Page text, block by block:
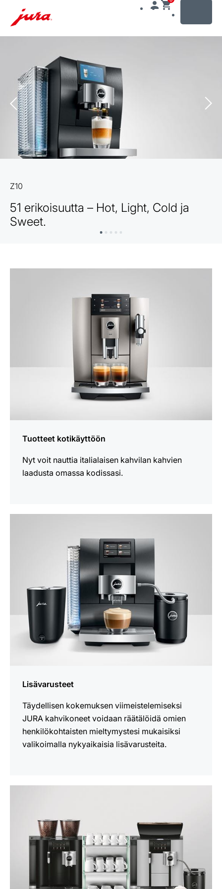
hakuun
Z10
51 erikoisuutta – Hot, Light, Cold ja
Sweet.
Tuotteet kotikäyttöön
Nyt voit nauttia italialaisen kahvilan kahvien
laadusta omassa kodissasi.
Lisävarusteet
Täydellisen kokemuksen viimeistelemiseksi
JURA kahvikoneet voidaan räätälöidä omien
henkilökohtaisten mieltymystesi mukaisiksi
valikoimalla nykyaikaisia lisävarusteita.